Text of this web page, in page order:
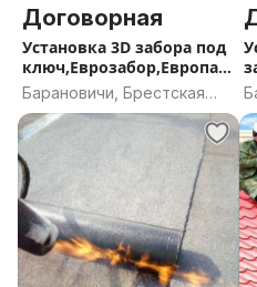
Договорная
Уcтaновка 3D забoра под
ключ,Еврозабор,Европан
ели,Евроограждение
Барановичи, Брестская
область